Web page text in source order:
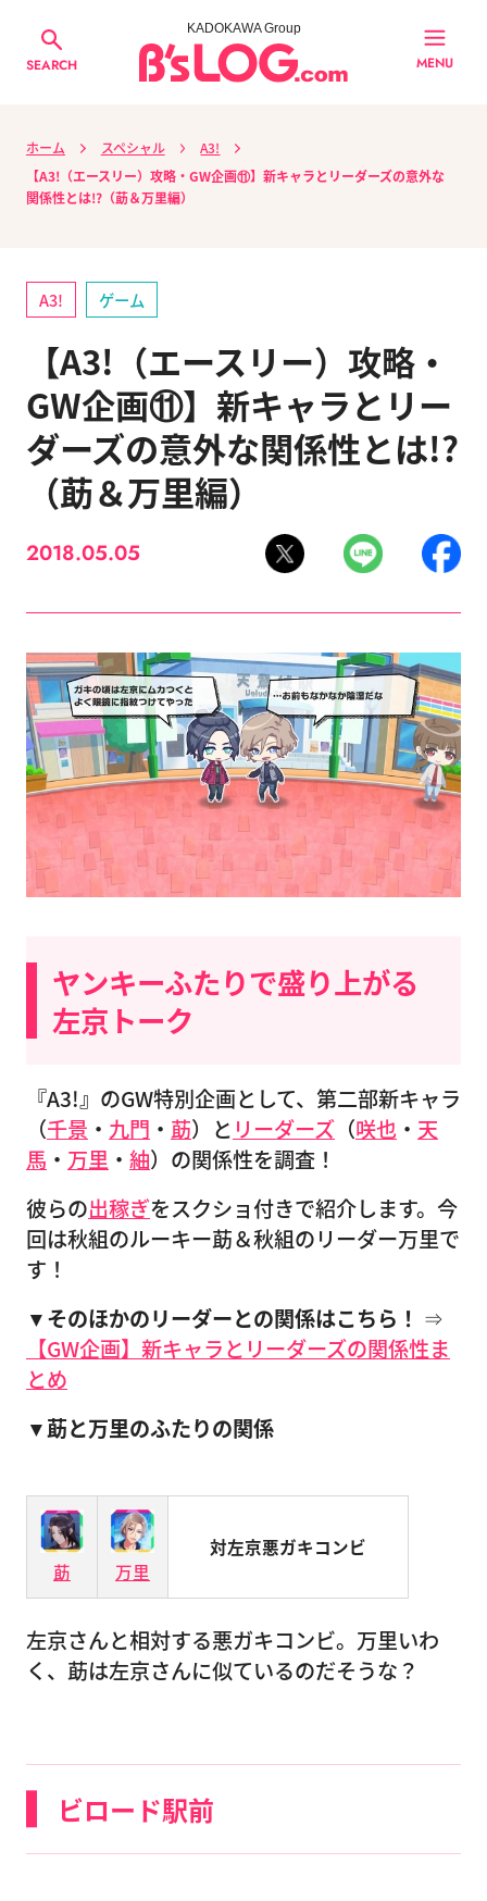
SEARCH
KADOKAWA Group
MENU
ホーム スペシャル
A3!
【A3!（エースリー）攻略・GW企画⑪】新キャラとリーダーズの意外な
関係性とは!?（莇＆万里編）
A3! ゲーム
【A3!（エースリー）攻略・
GW企画⑪】新キャラとリー
ダーズの意外な関係性とは!?
（莇＆万里編）
2018.05.05
ヤンキーふたりで盛り上がる
左京トーク
『A3!』のGW特別企画として、第二部新キャラ
（千景 ・ 九門 ・ 莇）と リーダーズ （咲也 ・ 天
馬 ・ 万里 ・ 紬）の関係性を調査！
彼らの出稼ぎをスクショ付きで紹介します。今
回は秋組のルーキー莇＆秋組のリーダー万里で
す！
▼そのほかのリーダーとの関係はこちら！ ⇒
【GW企画】新キャラとリーダーズの関係性ま
とめ
▼莇と万里のふたりの関係
莇 万里
対左京悪ガキコンビ
左京さんと相対する悪ガキコンビ。万里いわ
く、莇は左京さんに似ているのだそうな？
ビロード駅前